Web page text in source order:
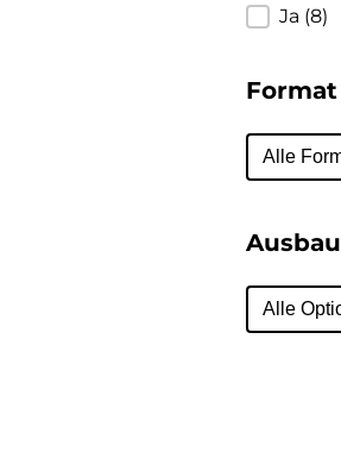
BioJa (8)
Format
Format
Format
Ausbau
Ausbau
Ausbau